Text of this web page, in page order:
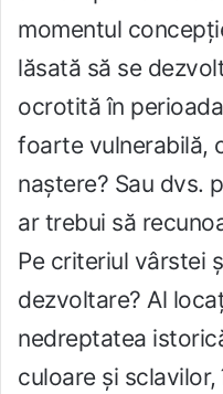
momentul
lăsată să se
ocrotită în
foarte vulnerabilă,
naștere? Sau dvs.
ar trebui să
Pe criteriul vârstei
dezvoltare? Al
nedreptatea
culoare și